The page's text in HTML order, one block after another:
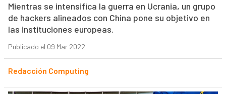
Mientras se intensifica la guerra en Ucrania, un grupo
de hackers alineados con China pone su objetivo en
las instituciones europeas.
Publicado el 09 Mar 2022
Redacción Computing